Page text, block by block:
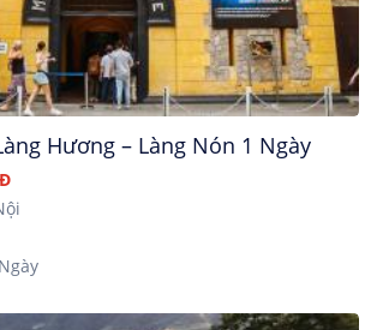
Hương – Làng Nón 1 Ngày